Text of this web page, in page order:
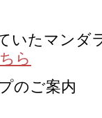
いたマンダ
ら
のご案内